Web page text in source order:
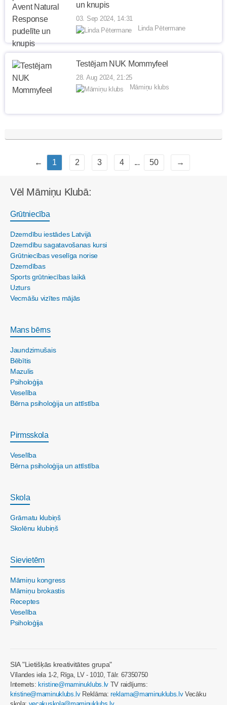
un knupis
03. Sep 2024, 14:31
Linda Pētermane
Testējam NUK Mommyfeel
28. Aug 2024, 21:25
Māmiņu klubs
← 1 2 3 4 ... 50 →
Vēl Māmiņu Klubā:
Grūtniecība
Dzemdību iestādes Latvijā
Dzemdību sagatavošanas kursi
Grūtniecības veselīga norise
Dzemdības
Sports grūtniecības laikā
Uzturs
Vecmāšu vizītes mājās
Mans bērns
Jaundzimušais
Bēbītis
Mazulis
Psiholoģija
Veselība
Bērna psiholoģija un attīstība
Pirmsskola
Veselība
Bērna psiholoģija un attīstība
Skola
Grāmatu klubiņš
Skolēnu klubiņš
Sievietēm
Māmiņu kongress
Māmiņu brokastis
Receptes
Veselība
Psiholoģija
SIA "Lietišķās kreativitātes grupa"
Vīlandes iela 1-2, Rīga, LV - 1010, Tālr. 67350750
Internets: kristine@maminuklubs.lv TV raidījums:
kristine@maminuklubs.lvReklāma:reklama@maminuklubs.lvVecāku